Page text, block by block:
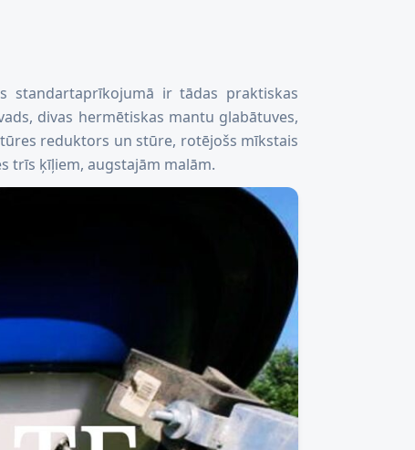
standartaprīkojumā ir tādas praktiskas
divas hermētiskas mantu glabātuves,
reduktors un stūre, rotējošs mīkstais
trīs ķīļiem, augstajām malām.